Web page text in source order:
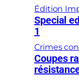
Édition
Special
1
Crimes
Coupes